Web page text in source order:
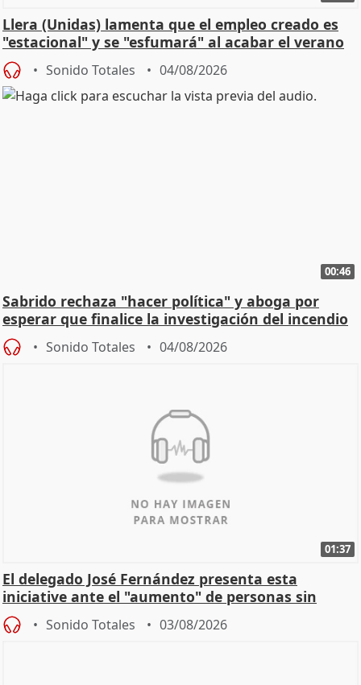
Llera (Unidas) lamenta que el empleo creado es
"estacional" y se "esfumará" al acabar el verano
Sonido Totales 04/08/2026
00:46
Sabrido rechaza "hacer política" y aboga por
esperar que finalice la investigación del incendio
Sonido Totales 04/08/2026
01:37
El delegado José Fernández presenta esta
iniciative ante el "aumento" de personas sin
hogar en Madri
Sonido Totales 03/08/2026